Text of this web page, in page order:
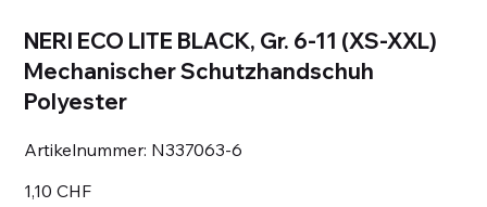
NERI ECO LITE BLACK, Gr. 6-11 (XS-XXL)
Mechanischer Schutzhandschuh
Polyester
Artikelnummer: Artikelnummer:
N337063-
N337063-6
1,10 CHF